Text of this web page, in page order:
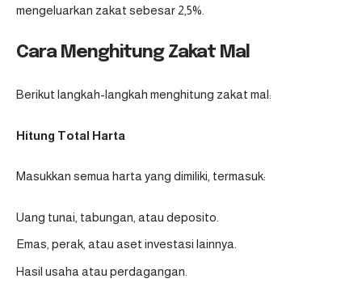
mengeluarkan zakat sebesar 2,5%.
Cara Menghitung Zakat Mal
Berikut langkah-langkah menghitung zakat mal:
Hitung Total Harta
Masukkan semua harta yang dimiliki, termasuk:
Uang tunai, tabungan, atau deposito.
Emas, perak, atau aset investasi lainnya.
Hasil usaha atau perdagangan.